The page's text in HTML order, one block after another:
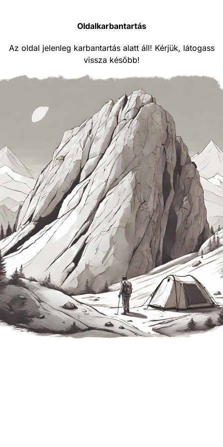
Oldalkarbantartás
Az oldal jelenleg karbantartás alatt áll! Kérjük, látogass
vissza később!